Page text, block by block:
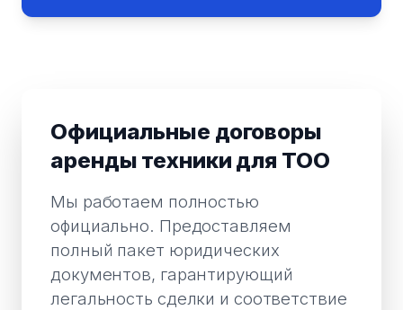
Официальные договоры
аренды техники для ТОО
Мы работаем полностью
официально. Предоставляем
полный пакет юридических
документов, гарантирующий
легальность сделки и соответствие